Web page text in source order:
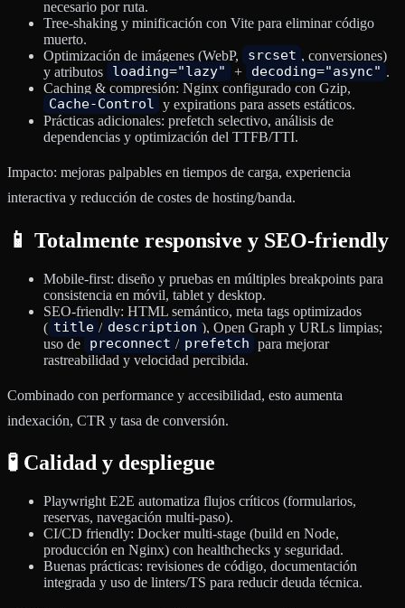
necesario por ruta.
Tree-shaking y minificación con Vite para eliminar código
muerto.
Optimización de imágenes (WebP,
srcset , conversiones)
y atributos
loading="lazy" + decoding="async" .
Caching & compresión: Nginx configurado con Gzip,
Cache-Control y expirations para assets estáticos.
Prácticas adicionales: prefetch selectivo, análisis de
dependencias y optimización del TTFB/TTI.
Impacto: mejoras palpables en tiempos de carga, experiencia
interactiva y reducción de costes de hosting/banda.
📱 Totalmente responsive y SEO-friendly
Mobile-first: diseño y pruebas en múltiples breakpoints para
consistencia en móvil, tablet y desktop.
SEO-friendly: HTML semántico, meta tags optimizados
( title / description ), Open Graph y URLs limpias;
uso de
preconnect / prefetch para mejorar
rastreabilidad y velocidad percibida.
Combinado con performance y accesibilidad, esto aumenta
indexación, CTR y tasa de conversión.
🧪 Calidad y despliegue
Playwright E2E automatiza flujos críticos (formularios,
reservas, navegación multi-paso).
CI/CD friendly: Docker multi-stage (build en Node,
producción en Nginx) con healthchecks y seguridad.
Buenas prácticas: revisiones de código, documentación
integrada y uso de linters/TS para reducir deuda técnica.